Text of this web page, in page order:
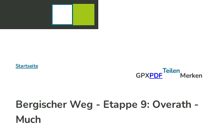
Startseite
GPXPDF
Teilen
Merken
Bergischer Weg - Etappe 9: Overath -
Much